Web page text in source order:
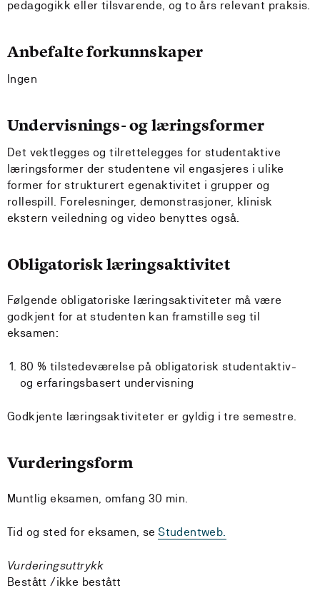
pedagogikk eller tilsvarende, og to års relevant praksis.
Anbefalte forkunnskaper
Ingen
Undervisnings- og læringsformer
Det vektlegges og tilrettelegges for studentaktive
læringsformer der studentene vil engasjeres i ulike
former for strukturert egenaktivitet i grupper og
rollespill. Forelesninger, demonstrasjoner, klinisk
ekstern veiledning og video benyttes også.
Obligatorisk læringsaktivitet
Følgende obligatoriske læringsaktiviteter må være
godkjent for at studenten kan framstille seg til
eksamen:
80 % tilstedeværelse på obligatorisk studentaktiv-
og erfaringsbasert undervisning
Godkjente læringsaktiviteter er gyldig i tre semestre.
Vurderingsform
Muntlig eksamen, omfang 30 min.
Tid og sted for eksamen, se Studentweb.
Vurderingsuttrykk
Bestått /ikke bestått